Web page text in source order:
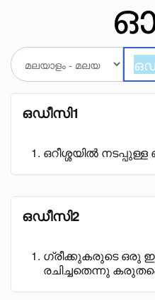
ഒഡീസി1
ഒറീശ്ശയിൽ
ഒഡീസി2
ഗ്രീക്കുകരുടെ ഒരു
രചിച്ചതെന്നു